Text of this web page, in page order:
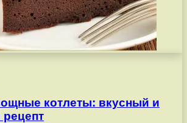
котлеты: вкусный и